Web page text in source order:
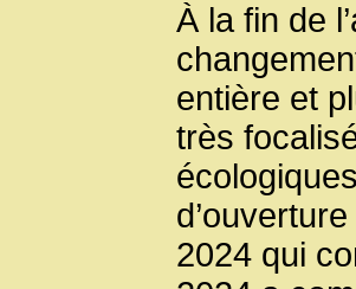
À la fin de
entière et
très
2024 qui